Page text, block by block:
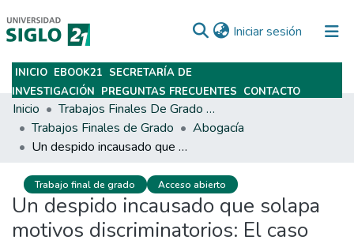
Iniciar sesión (current)
Subir
INICIO EBOOK21 SECRETARÍA DE
INVESTIGACIÓN PREGUNTAS FRECUENTES CONTACTO
Inicio
Trabajos Finales De Grado Y Posgrado
Trabajos Finales de Grado
Abogacía
Un despido incausado que solapa motivos discriminatorios: El caso “Caminos”
Trabajo final de grado Acceso abierto
Un despido incausado que solapa
motivos discriminatorios: El caso